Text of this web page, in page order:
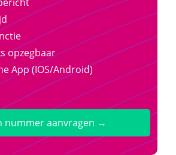
opzegbaar
App (IOS/Android)
nummer aanvragen →